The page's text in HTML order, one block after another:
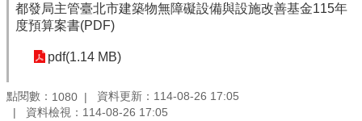
都發局主管臺北市建築物無障礙設備與設施改善基金115年
度預算案書(PDF)
pdf(1.14 MB)
點閱數： 1080
資料更新：114-08-26 17:05
資料檢視：114-08-26 17:05